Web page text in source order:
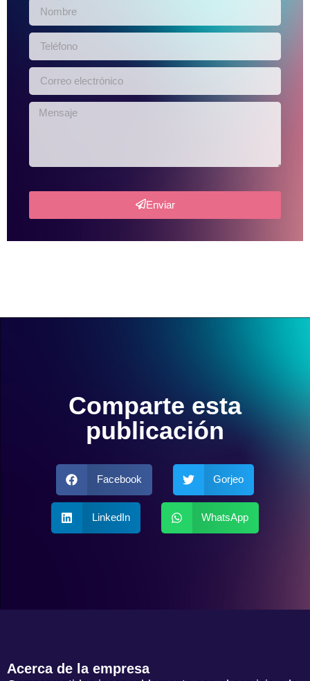
Enviar
Comparte esta
publicación
Facebook Gorjeo
LinkedIn WhatsApp
Acerca de la empresa